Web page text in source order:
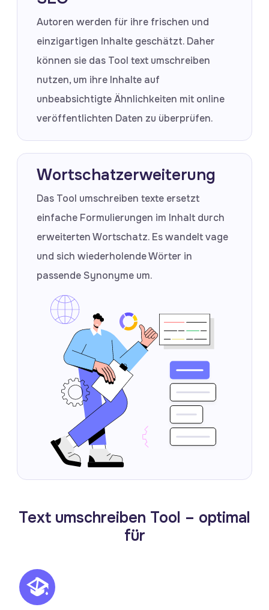
Autoren werden für ihre frischen und
einzigartigen Inhalte geschätzt. Daher
können sie das Tool text umschreiben
nutzen, um ihre Inhalte auf
unbeabsichtigte Ähnlichkeiten mit online
veröffentlichten Daten zu überprüfen.
Wortschatzerweiterung
Das Tool umschreiben texte ersetzt
einfache Formulierungen im Inhalt durch
erweiterten Wortschatz. Es wandelt vage
und sich wiederholende Wörter in
passende Synonyme um.
Text umschreiben Tool – optimal
für